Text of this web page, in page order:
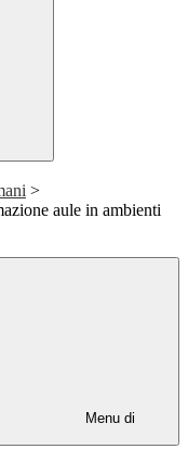
>
aule in ambienti
Menu di